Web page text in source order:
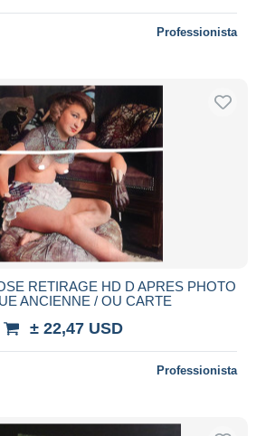
bancario
Professionista
RETIRAGE HD D APRES PHOTO
ANCIENNE / OU CARTE
± 22,47 USD
Professionista